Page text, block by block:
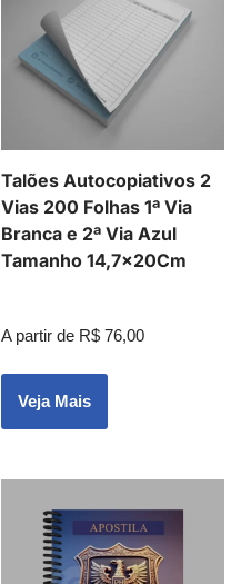
Talões Autocopiativos 2
Vias 200 Folhas 1ª Via
Branca e 2ª Via Azul
Tamanho 14,7x20Cm
A partir de R$ 76,00
Veja Mais